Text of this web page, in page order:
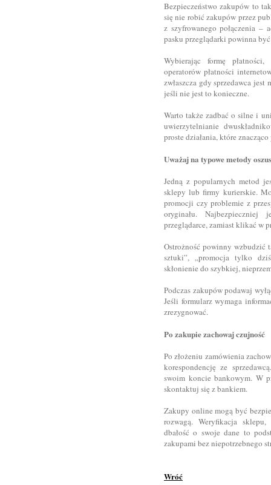
Bezpieczeństwo zakupów to
się nie robić zakupów przez
z szyfrowanego połączenia –
pasku przeglądarki powinna
Wybierając formę
operatorów płatności
zwłaszcza gdy sprzedawca
jeśli nie jest to konieczne.
Warto także zadbać o silne i
uwierzytelnianie
proste działania, które
Uważaj na typowe metody
Jedną z popularnych metod
sklepy lub firmy kurierskie.
promocji czy problemie z
oryginału.
przeglądarce, zamiast klikać w
Ostrożność powinny wzbudzić
sztuki”, „promocja tylko
skłonienie do szybkiej,
Podczas zakupów podawaj
Jeśli formularz wymaga
zrezygnować.
Po zakupie zachowaj czujność
Po złożeniu zamówienia
korespondencję ze
swoim koncie bankowym. W
skontaktuj się z bankiem.
Zakupy online mogą być
rozwagą. Weryfikacja
dbałość o swoje dane to
zakupami bez niepotrzebnego
Wróć